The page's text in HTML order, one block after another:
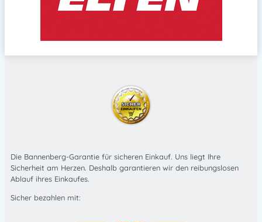
Die Bannenberg-Garantie für sicheren Einkauf. Uns liegt Ihre
Sicherheit am Herzen. Deshalb garantieren wir den reibungslosen
Ablauf ihres Einkaufes.
Sicher bezahlen mit: